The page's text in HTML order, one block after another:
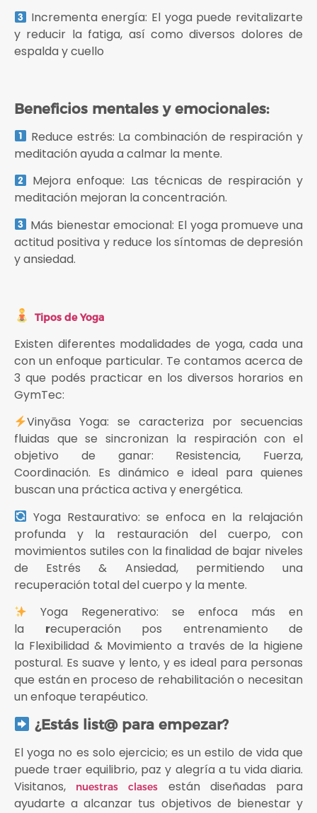
Incrementa energía: El yoga puede revitalizarte
y reducir la fatiga, así como diversos dolores de
espalda y cuello
Beneficios mentales y emocionales:
Reduce estrés: La combinación de respiración y
meditación ayuda a calmar la mente.
Mejora enfoque: Las técnicas de respiración y
meditación mejoran la concentración.
Más bienestar emocional: El yoga promueve una
actitud positiva y reduce los síntomas de depresión
y ansiedad.
Tipos de Yoga
Existen diferentes modalidades de yoga, cada una
con un enfoque particular. Te contamos acerca de
3 que podés practicar en los diversos horarios en
GymTec:
Vinyāsa Yoga: se caracteriza por secuencias
fluidas que se sincronizan la respiración con el
objetivo de ganar: Resistencia, Fuerza,
Coordinación. Es dinámico e ideal para quienes
buscan una práctica activa y energética.
Yoga Restaurativo: se enfoca en la relajación
profunda y la restauración del cuerpo, con
movimientos sutiles con la finalidad de bajar niveles
de Estrés & Ansiedad, permitiendo una
recuperación total del cuerpo y la mente.
Yoga Regenerativo: se enfoca más en
la recuperación pos entrenamiento de
la Flexibilidad & Movimiento a través de la higiene
postural. Es suave y lento, y es ideal para personas
que están en proceso de rehabilitación o necesitan
un enfoque terapéutico.
¿Estás list@ para empezar?
El yoga no es solo ejercicio; es un estilo de vida que
puede traer equilibrio, paz y alegría a tu vida diaria.
Visitanos,
nuestras clases
están diseñadas para
ayudarte a alcanzar tus objetivos de bienestar y